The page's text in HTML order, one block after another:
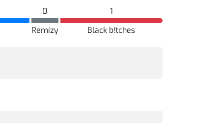
0
Remízy
1
Black b!tches